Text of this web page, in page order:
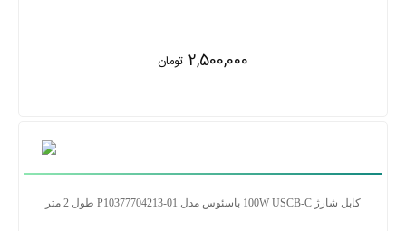
2,500,000 تومان
کابل شارژ 100W USCB-C باسئوس مدل P10377704213-01 طول 2 متر